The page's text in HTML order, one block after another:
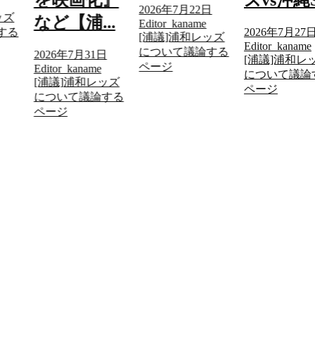
ズ
る
など【浦...
2026年7月31日
Editor_kaname
[浦議]浦和レッズ
について議論する
ページ
2026年7月22日
Editor_kaname
[浦議]浦和レッズ
について議論する
ページ
2026年7月27
Editor_kaname
[浦議]浦和レ
について議論
ページ